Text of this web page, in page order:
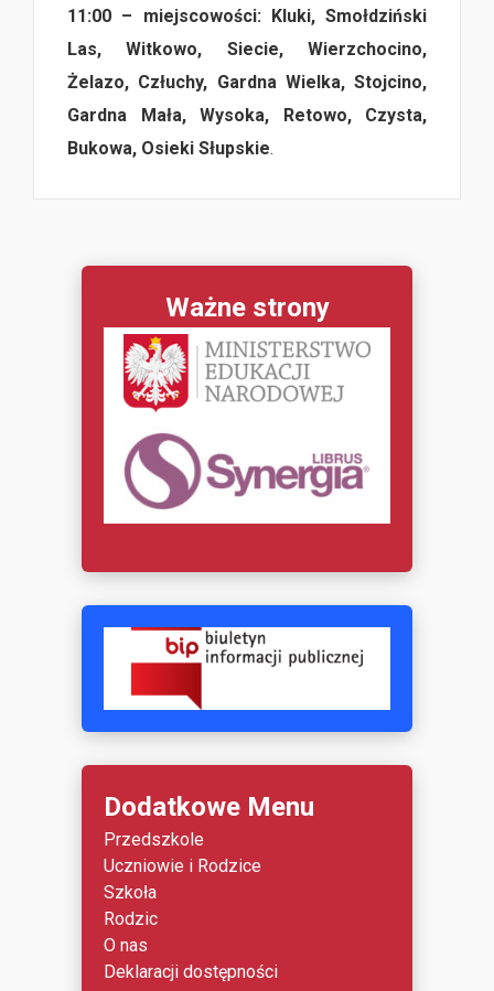
11:00 – miejscowości: Kluki, Smołdziński
Las, Witkowo, Siecie, Wierzchocino,
Żelazo, Człuchy, Gardna Wielka, Stojcino,
Gardna Mała, Wysoka, Retowo, Czysta,
Bukowa, Osieki Słupskie.
Ważne strony
Dodatkowe Menu
Przedszkole
Uczniowie i Rodzice
Szkoła
Rodzic
O nas
Deklaracji dostępności